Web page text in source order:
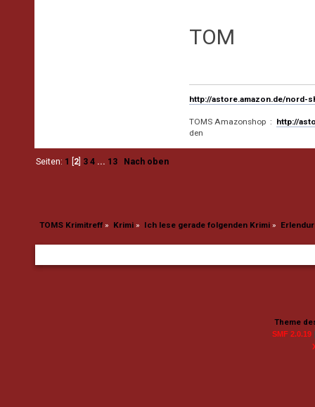
TOM
http://astore.amazon.de/nord-
TOMS Amazonshop : http://
den
Seiten: 1 2 3 4 ... 13 Nach oben
TOMS Krimitreff» Krimi» Ich lese gerade folgenden Krimi»
Theme
SMF 2.0.19